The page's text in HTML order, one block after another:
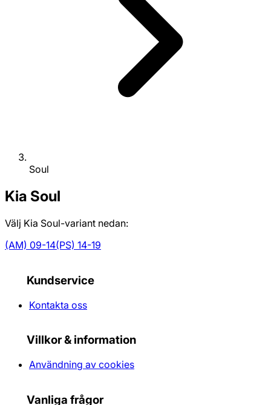
Soul
Kia Soul
Välj Kia Soul-variant nedan:
(AM) 09-14(PS) 14-19
Kundservice
Kontakta oss
Villkor & information
Användning av cookies
Vanliga frågor